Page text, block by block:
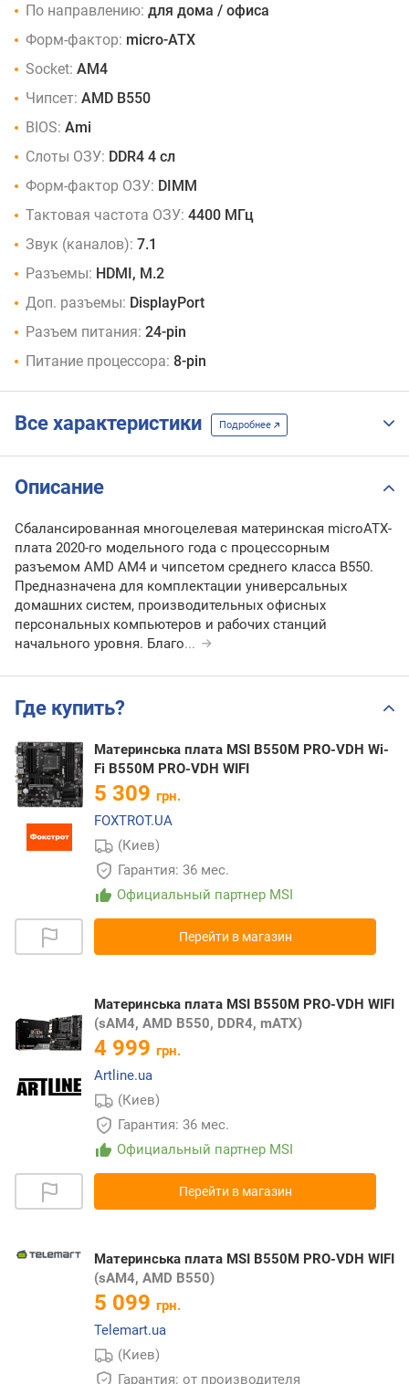
По направлению: для дома / офиса
Форм-фактор: micro-ATX
Socket: AM4
Чипсет: AMD B550
BIOS: Ami
Слоты ОЗУ: DDR4 4 сл
Форм-фактор ОЗУ: DIMM
Тактовая частота ОЗУ: 4400 МГц
Звук (каналов): 7.1
Разъемы: HDMI, M.2
Доп. разъемы: DisplayPort
Разъем питания: 24-pin
Питание процессора: 8-pin
Все характеристики Подробнее
Описание
Cбалансированная многоцелевая материнская microATX-
плата 2020-го модельного года с процессорным
разъемом AMD AM4 и чипсетом среднего класса В550.
Предназначена для комплектации универсальных
домашних систем, производительных офисных
персональных компьютеров и рабочих станций
начального уровня. Благо...
Где купить?
Материнська плата MSI B550M PRO-VDH Wi-
Fi B550M PRO-VDH WIFI
5 309 грн.
FOXTROT.UA
(Киев)
Гарантия: 36 мес.
Официальный партнер MSI
Перейти в магазин
Материнська плата MSI B550M PRO-VDH WIFI
(sAM4, AMD B550, DDR4, mATX)
4 999 грн.
Artline.ua
(Киев)
Гарантия: 36 мес.
Официальный партнер MSI
Перейти в магазин
Материнська плата MSI B550M PRO-VDH WIFI
(sAM4, AMD B550)
5 099 грн.
Telemart.ua
(Киев)
Гарантия: от производителя